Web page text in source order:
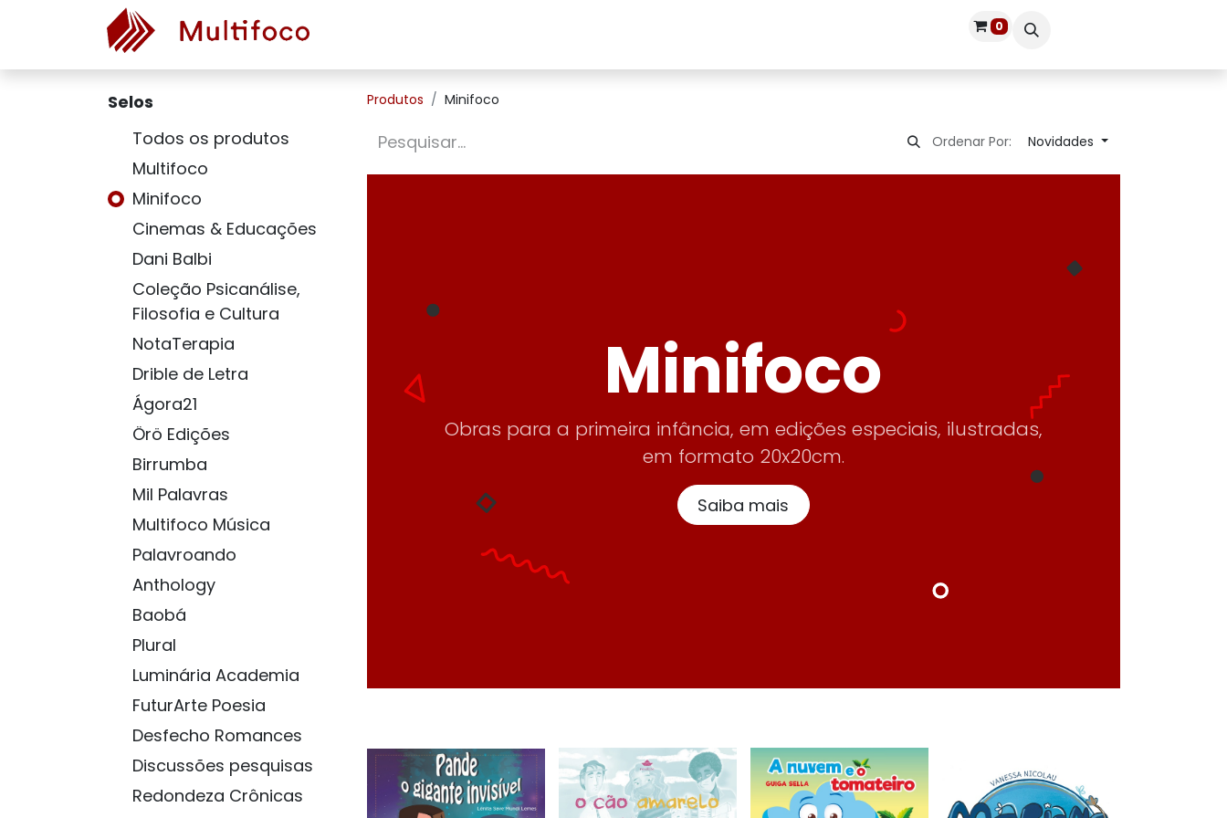
0
Selos
Todos os produtos
Multifoco
Minifoco
Cinemas & Educações
Dani Balbi
Coleção Psicanálise,
Filosofia e Cultura
NotaTerapia
Drible de Letra
Ágora21
Örö Edições
Birrumba
Mil Palavras
Multifoco Música
Palavroando
Anthology
Baobá
Plural
Luminária Academia
FuturArte Poesia
Desfecho Romances
Discussões pesquisas
Redondeza Crônicas
Produtos Minifoco
Ordenar Por: Novidades
Minifoco
Obras para a primeira infância, em edições especiais, ilustradas,
em formato 20x20cm.
Saiba mais